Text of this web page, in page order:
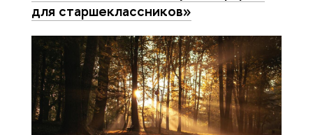
для старшеклассников»